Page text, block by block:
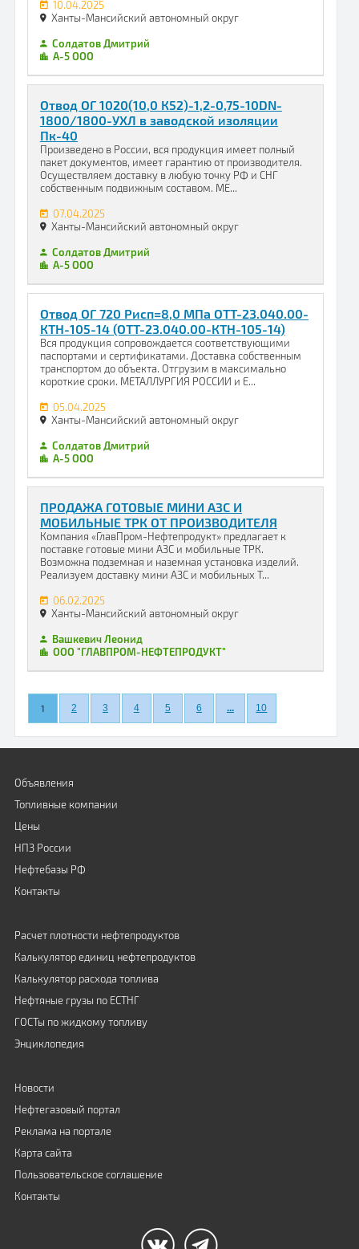
10.04.2025
Ханты-Мансийский автономный округ
Солдатов Дмитрий
А-5 ООО
Отвод ОГ 1020(10,0 К52)-1,2-0,75-10DN-
1800/1800-УХЛ в заводской изоляции
Пк-40
Произведено в России, вся продукция имеет полный
пакет документов, имеет гарантию от производителя.
Осуществляем доставку в любую точку РФ и СНГ
собственным подвижным составом. МЕ...
07.04.2025
Ханты-Мансийский автономный округ
Солдатов Дмитрий
А-5 ООО
Отвод ОГ 720 Рисп=8,0 МПа ОТТ-23.040.00-
КТН-105-14 (ОТТ-23.040.00-КТН-105-14)
Вся продукция сопровождается соответствующими
паспортами и сертификатами. Доставка собственным
транспортом до объекта. Отгрузим в максимально
короткие сроки. МЕТАЛЛУРГИЯ РОССИИ и Е...
05.04.2025
Ханты-Мансийский автономный округ
Солдатов Дмитрий
А-5 ООО
ПРОДАЖА ГОТОВЫЕ МИНИ АЗС И
МОБИЛЬНЫЕ ТРК ОТ ПРОИЗВОДИТЕЛЯ
Компания «ГлавПром-Нефтепродукт» предлагает к
поставке готовые мини АЗС и мобильные ТРК.
Возможна подземная и наземная установка изделий.
Реализуем доставку мини АЗС и мобильных Т...
06.02.2025
Ханты-Мансийский автономный округ
Вашкевич Леонид
ООО "ГЛАВПРОМ-НЕФТЕПРОДУКТ"
1 2 3 4 5 6 ... 10
Объявления
Топливные компании
Цены
НПЗ России
Нефтебазы РФ
Контакты
Расчет плотности нефтепродуктов
Калькулятор единиц нефтепродуктов
Калькулятор расхода топлива
Нефтяные грузы по ЕСТНГ
ГОСТы по жидкому топливу
Энциклопедия
Новости
Нефтегазовый портал
Реклама на портале
Карта сайта
Пользовательское соглашение
Контакты